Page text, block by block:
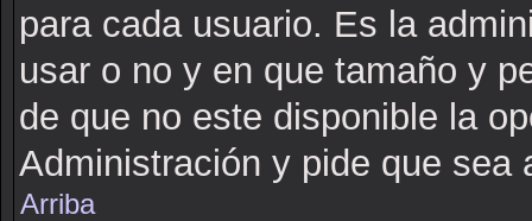
para cada usuario. Es la
usar o no y en que tamaño y
de que no este disponible la
Administración y pide que sea
Arriba